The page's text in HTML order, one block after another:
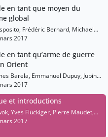
en tant que moyen du
global
Frédéric Bernard, Michael
Duvillard, Hélène Cristini
2017
en tant qu’arme de guerre
Orient
Barela, Emmanuel Dupuy, Jubin
Chambaz, Bouchera
Varin, Adrien Fontanellaz
2017
et introductions
Yves Flückiger, Pierre Maudet,
2017